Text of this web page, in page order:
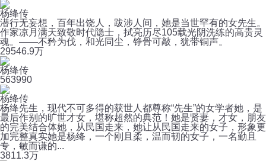
杨绛传
潜行无妄想，百年出饶人，跋涉人间，她是当世罕有的女先生。
作家凉月满天致敬时代隐士，拭亮历尽105载光阴洗练的高贵灵
魂。——不矜为伐，和光同尘，铮骨可敲，犹带铜声。
29546.9万
杨绛传
563990
杨绛传
杨绛先生，现代不可多得的获世人都尊称“先生”的女学者她，是
最后作别的旷世才女，堪称超然的典范！她是贤妻，才女，朋友
的完美结合体她，从民国走来，她让从民国走来的女子，形象更
加完整真实她是杨绛，一个刚且柔，温而韧的女子，一名勤且
专，敏而谦的...
3811.3万